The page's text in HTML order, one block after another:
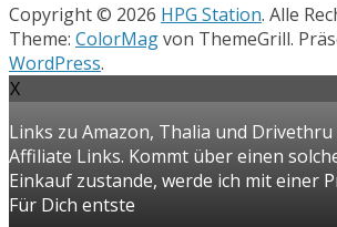
Copyright © 2026 HPG Station. Alle
Theme: ColorMagvon ThemeGrill.
WordPress.
X
Links zu Amazon, Thalia und
Affiliate Links. Kommt über einen
Einkauf zustande, werde ich mit einer
Für Dich entste